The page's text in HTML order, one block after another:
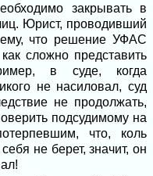
закрывать в
Юрист, проводивший
ему, что решение УФАС
сложно представить
в суде, когда
не насиловал, суд
не продолжать,
подсудимому на
что, коль
не берет, значит, он